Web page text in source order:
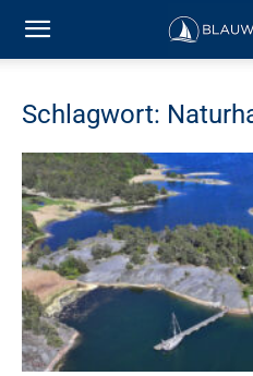
Schlagwort: